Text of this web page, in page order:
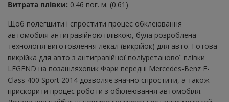
Витрата плівки: 0.46 пог. м. (0.61)
Щоб полегшити і спростити процес обклеювання
автомобіля антигравійною плівкою, була розроблена
технологія виготовлення лекал (викрійок) для авто. Готова
викрійка для авто з антигравійної поліуретанової плівки
LEGEND на позашляховик Фари передні Mercedes-Benz E-
Class 400 Sport 2014 дозволяє значно спростити, а також
прискорити процес роботи з обклеювання автомобіля.